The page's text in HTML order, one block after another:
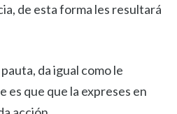
de esta forma les resultará
da igual como le
es que que la expreses en